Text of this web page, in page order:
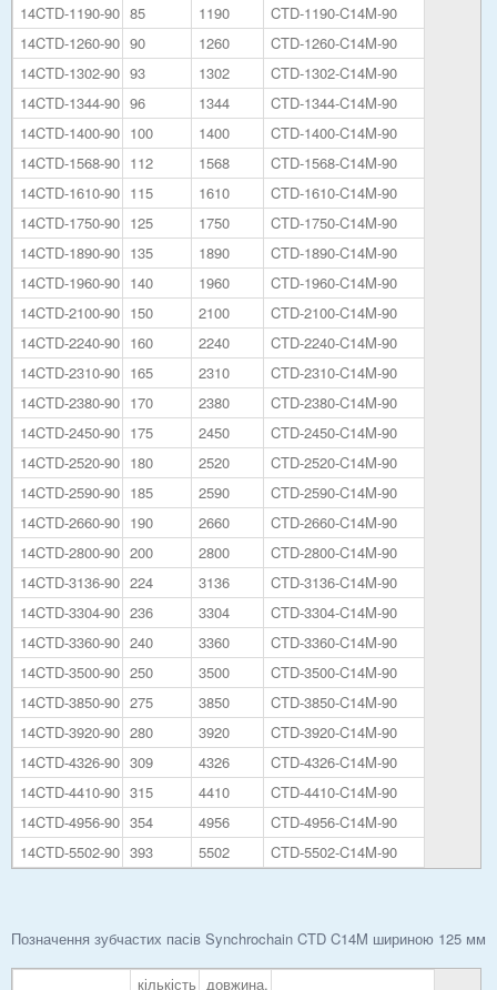
14CTD-1190-90 85 1190
CTD-1190-C14M-90
14CTD-1260-90 90 1260
CTD-1260-C14M-90
14CTD-1302-90 93 1302
CTD-1302-C14M-90
14CTD-1344-90 96 1344
CTD-1344-C14M-90
14CTD-1400-90 100 1400
CTD-1400-C14M-90
14CTD-1568-90 112 1568
CTD-1568-C14M-90
14CTD-1610-90 115 1610
CTD-1610-C14M-90
14CTD-1750-90 125 1750
CTD-1750-C14M-90
14CTD-1890-90 135 1890
CTD-1890-C14M-90
14CTD-1960-90 140 1960
CTD-1960-C14M-90
14CTD-2100-90 150 2100
CTD-2100-C14M-90
14CTD-2240-90 160 2240
CTD-2240-C14M-90
14CTD-2310-90 165 2310
CTD-2310-C14M-90
14CTD-2380-90 170 2380
CTD-2380-C14M-90
14CTD-2450-90 175 2450
CTD-2450-C14M-90
14CTD-2520-90 180 2520
CTD-2520-C14M-90
14CTD-2590-90 185 2590
CTD-2590-C14M-90
14CTD-2660-90 190 2660
CTD-2660-C14M-90
14CTD-2800-90 200 2800
CTD-2800-C14M-90
14CTD-3136-90 224 3136
CTD-3136-C14M-90
14CTD-3304-90 236 3304
CTD-3304-C14M-90
14CTD-3360-90 240 3360
CTD-3360-C14M-90
14CTD-3500-90 250 3500
CTD-3500-C14M-90
14CTD-3850-90 275 3850
CTD-3850-C14M-90
14CTD-3920-90 280 3920
CTD-3920-C14M-90
14CTD-4326-90 309 4326
CTD-4326-C14M-90
14CTD-4410-90 315 4410
CTD-4410-C14M-90
14CTD-4956-90 354 4956
CTD-4956-C14M-90
14CTD-5502-90 393 5502 CTD-5502-C14M-90
Позначення зубчастих пасів Synchrochain CTD C14M шириною 125 мм
кількість довжина,